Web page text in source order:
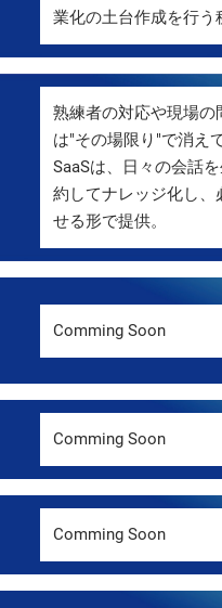
業化の土台作成を行う
熟練者の対応や現場
は"その場限り"で消え
SaaSは、日々の会話
約してナレッジ化し、
せる形で提供。
Comming Soon
Comming Soon
Comming Soon